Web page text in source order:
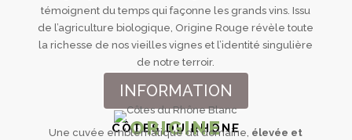
témoignent du temps qui façonne les grands vins. Issu
de l’agriculture biologique, Origine Rouge révèle toute
la richesse de nos vieilles vignes et l’identité singulière
de notre terroir.
INFORMATION
CÔTES DU RHÔNE
ORIGINE
Une cuvée emblématique du domaine, élevée et